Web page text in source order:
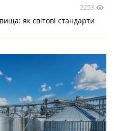
2253
як світові стандарти